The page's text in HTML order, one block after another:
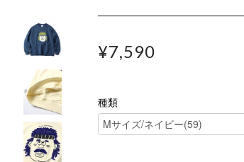
¥7,590
種類